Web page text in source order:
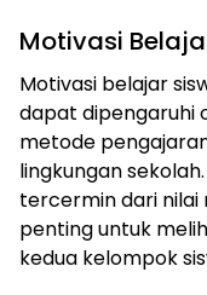
Motivasi
Motivasi belajar
dapat dipengaruhi
metode
lingkungan
tercermin dari
penting untuk
kedua kelompok